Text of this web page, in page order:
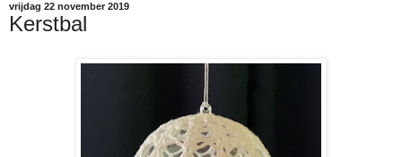
vrijdag 22 november 2019
Kerstbal